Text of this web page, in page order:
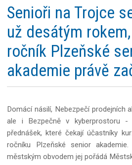
Senioři na Trojce
už desátým
ročník Plzeňské
akademie právě
Domácí násilí, Nebezpečí prodejních
ale i Bezpečně v kyberprostoru
přednášek, které čekají účastníky
ročníku Plzeňské senior
městským obvodem jej pořádá